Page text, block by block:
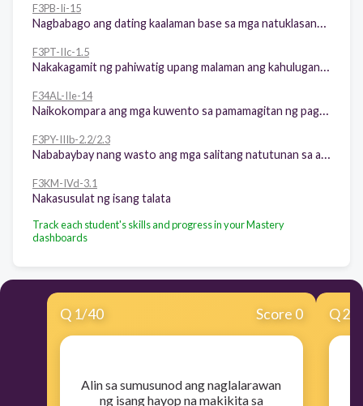
F3PB-Ii-15
F3PT-IIc-1.5
F34AL-IIe-14
F3PY-IIIb-2.2/2.3
F3KM-IVd-3.1
Nakasusulat ng isang talata
Track each student's skills and progress in your Mastery
dashboards
Q 1/40 Score 0
​Alin sa sumusunod ang naglalarawan
ng isang hayop na makikita sa
Q2